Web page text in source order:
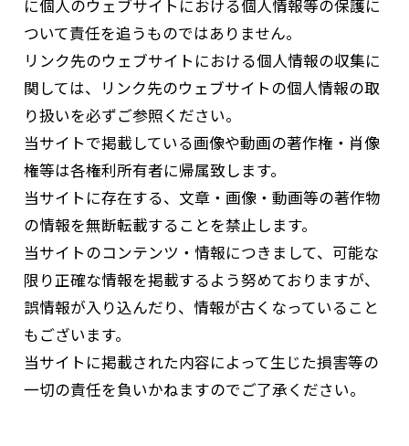
に個人のウェブサイトにおける個人情報等の保護に
ついて責任を追うものではありません。
リンク先のウェブサイトにおける個人情報の収集に
関しては、リンク先のウェブサイトの個人情報の取
り扱いを必ずご参照ください。
当サイトで掲載している画像や動画の著作権・肖像
権等は各権利所有者に帰属致します。
当サイトに存在する、文章・画像・動画等の著作物
の情報を無断転載することを禁止します。
当サイトのコンテンツ・情報につきまして、可能な
限り正確な情報を掲載するよう努めておりますが、
誤情報が入り込んだり、情報が古くなっていること
もございます。
当サイトに掲載された内容によって生じた損害等の
一切の責任を負いかねますのでご了承ください。